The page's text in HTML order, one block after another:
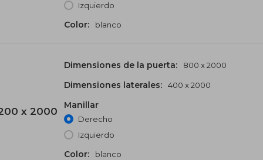
Izquierdo
Color: blanco
x 2000
Dimensiones de la puerta: 800 x 2000
Dimensiones laterales: 400 x 2000
Manillar
Derecho
Izquierdo
Color: blanco